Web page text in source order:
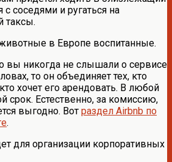
с соседями и ругаться на
таксы.
в Европе воспитанные.
вы никогда не слышали о сервисе
то он объединяет тех, кто
хочет его арендовать. В любой
срок. Естественно, за комиссию,
выгодно. Вот раздел Airbnb по
.
для организации корпоративных